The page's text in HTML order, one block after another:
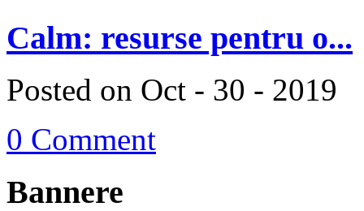
Calm: resurse pentru o...
Posted on Oct - 30 - 2019
0 Comment
Bannere